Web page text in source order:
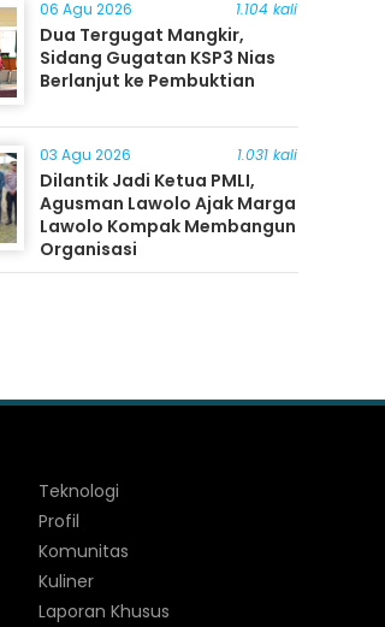
06 Agu 2026 1.104 kali
Dua Tergugat Mangkir,
Sidang Gugatan KSP3 Nias
Berlanjut ke Pembuktian
03 Agu 2026 1.031 kali
Dilantik Jadi Ketua PMLI,
Agusman Lawolo Ajak Marga
Lawolo Kompak Membangun
Organisasi
Teknologi
Profil
Komunitas
Kuliner
Laporan Khusus